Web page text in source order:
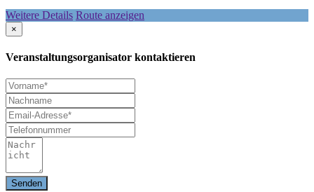
Weitere Details Route anzeigen
×
Veranstaltungsorganisator kontaktieren